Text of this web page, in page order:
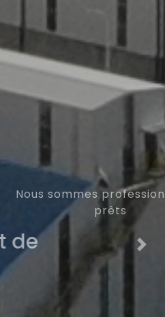
professionnels et
projet de
rêve